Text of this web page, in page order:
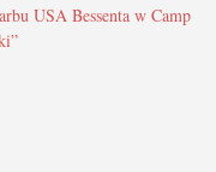
USA Bessenta w Camp